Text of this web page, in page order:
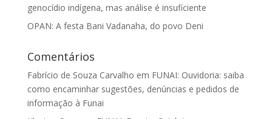
genocídio indígena, mas análise é insuficiente
OPAN: A festa Bani Vadanaha, do povo Deni
Comentários
Fabrício de Souza Carvalho em FUNAI: Ouvidoria: saiba
como encaminhar sugestões, denúncias e pedidos de
informação à Funai